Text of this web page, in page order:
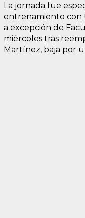
La jornada fue
entrenamiento con
a excepción de
miércoles tras
Martínez, baja por